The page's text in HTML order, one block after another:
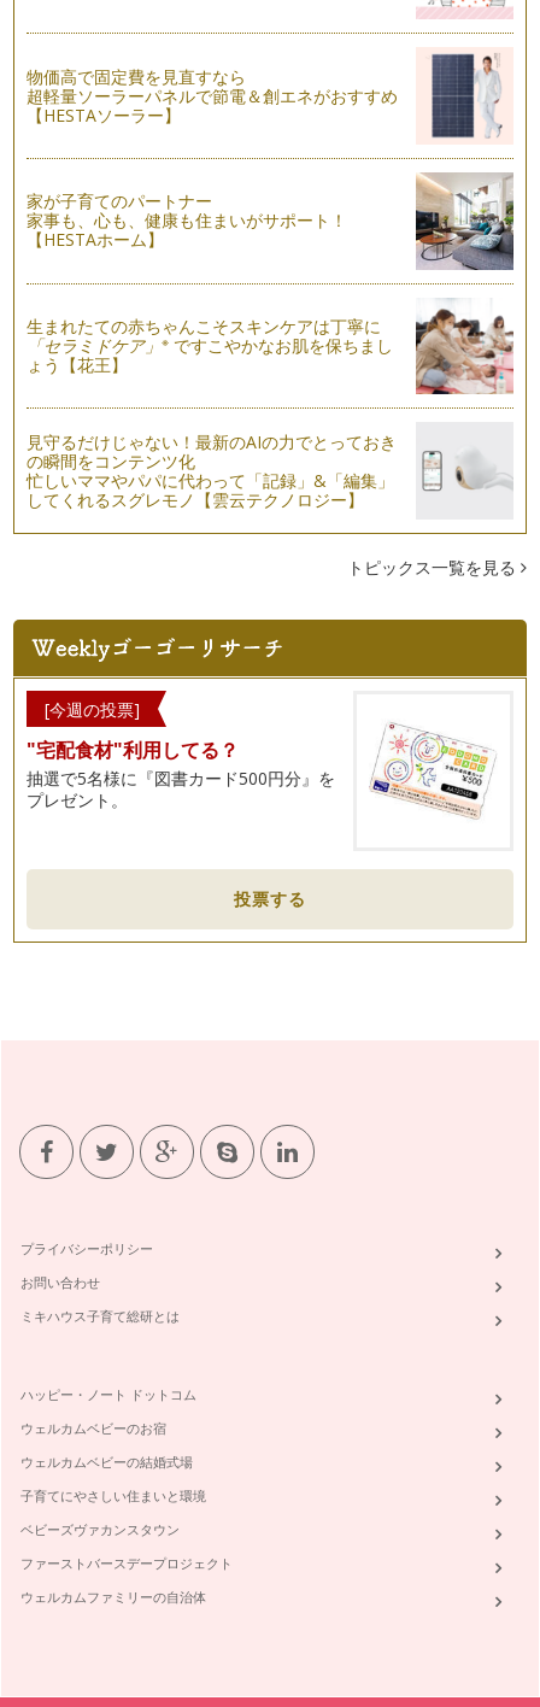
皆さん、こんにちは！アクティブ野菜ソムリエの 岩本 香
です。７月に入り、まだまだ不安定な…
皆さん、こんにちは！ アクティブ野菜ソムリエの岩本 香で
す。梅雨もまっただ中！ でも、庭の…
野菜も大変身！ 親子で作ろう ジェリーサラダ♪
皆さん、こんにちは！野菜ソムリエの岩本 香 です。東京も
とうとう梅雨入りしましたね。家にこ…
野菜でスイーツ♪ 親子で作ろうトマトのブラマンジェ
こんにちは！ 野菜ソムリエの岩本 香です。今年もあっとい
う間にもう半分…6月…
野菜の《旬》について知ろう！
こんにちは！野菜ソムリエの岩本 香です。少しずつ暑い日差
しが感じられるようになってきました…
緑色の野菜＝（ｲｺｰﾙ）苦手を打ち砕け！！
皆さん、こんにちは！ 野菜ソムリエの岩本 香です。 今回
のコラムでは、私の息子（現…
春だ！野菜を育ててみよう♪②～実践編～
桜が咲き始め、すっかり春ですね♪ 皆さんこんにちは、野菜
ソムリエの岩本 香です。 …
春だ！野菜を育ててみよう♪①～ねらい編～
春が近づいて来ましたね！ こんにちは！ 野菜ソムリエの岩
集団の力（ちから）～野菜ぎらい克服塾の現場から～
みなさん、こんにちは！ 野菜ソムリエの岩本 香です。 も
う3月！ 春は子どもたちにとっ…
したが、まだまだ寒い日が続…
野菜ぎらいの克服へ～食べないステップ～
皆さん、こんにちは！ 野菜ソムリエで二児の母、岩本 香で
す。これから一年間、親子で…
物価高で固定費を見直すなら
超軽量ソーラーパネルで節電＆創エネがおすすめ
【HESTAソーラー】
家が子育てのパートナー
家事も、心も、健康も住まいがサポート！
【HESTAホーム】
生まれたての赤ちゃんこそスキンケアは丁寧に
「セラミドケア」※ ですこやかなお肌を保ちまし
ょう【花王】
見守るだけじゃない！最新のAIの力でとっておき
の瞬間をコンテンツ化
忙しいママやパパに代わって「記録」&「編集」
してくれるスグレモノ【雲云テクノロジー】
トピックス一覧を見る
[今週の投票]
"宅配食材"利用してる？
抽選で5名様に『図書カード500円分』を
プレゼント。
投票する
プライバシーポリシー
お問い合わせ
ミキハウス子育て総研とは
ハッピー・ノート ドットコム
ウェルカムベビーのお宿
ウェルカムベビーの結婚式場
子育てにやさしい住まいと環境
ベビーズヴァカンスタウン
ファーストバースデープロジェクト
ウェルカムファミリーの自治体